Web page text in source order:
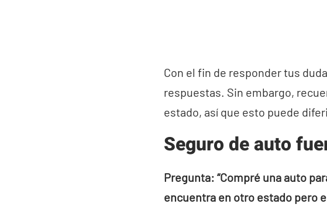
Con el fin de responder tus
respuestas. Sin embargo,
estado, así que esto puede
Seguro de auto
Pregunta: “Compré una auto
encuentra en otro estado pero